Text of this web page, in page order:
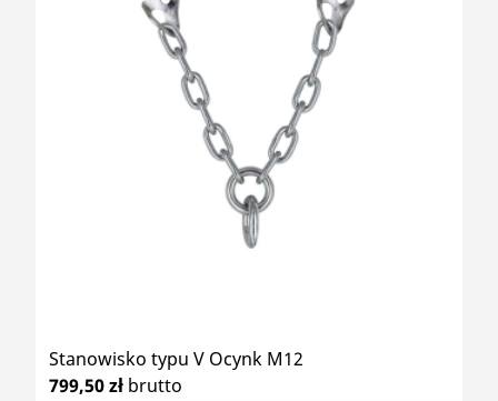
Stanowisko typu V Ocynk M12
799,50 zł brutto